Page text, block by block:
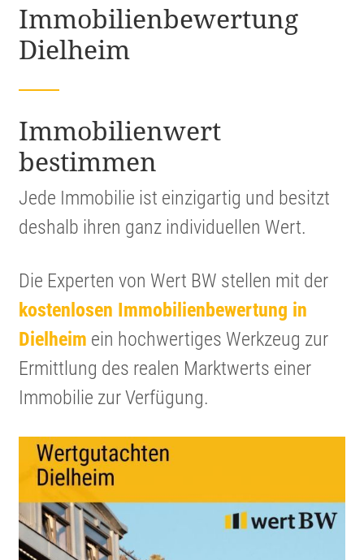
Immobi­li­en­be­wer­tung
Dielheim
Immobi­li­en­wert
bestimmen
Jede Immobilie ist einzig­artig und besitzt
deshalb ihren ganz indivi­du­ellen Wert.
Die Experten von Wert BW stellen mit der
kosten­losen Immobi­li­en­be­wer­tung in
Dielheim ein hochwer­tiges Werkzeug zur
Ermitt­lung des realen Markt­werts einer
Immobilie zur Verfügung.